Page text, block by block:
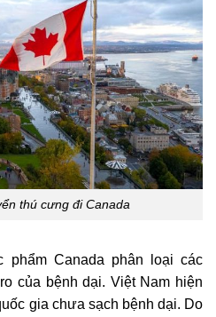
thú cưng đi Canada
phẩm Canada phân loại các
của bệnh dại. Việt Nam hiện
gia chưa sạch bệnh dại. Do